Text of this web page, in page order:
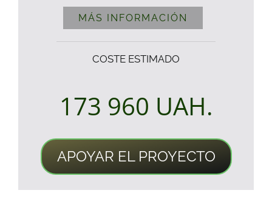
MÁS INFORMACIÓN
COSTE ESTIMADO
173 960 UAH.
APOYAR EL PROYECTO